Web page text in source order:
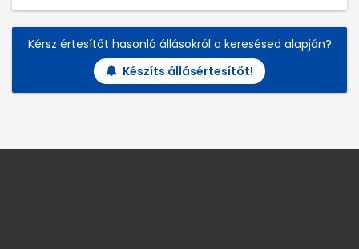
Kérsz értesítőt hasonló állásokról a keresésed alapján?
Készíts állásértesítőt!